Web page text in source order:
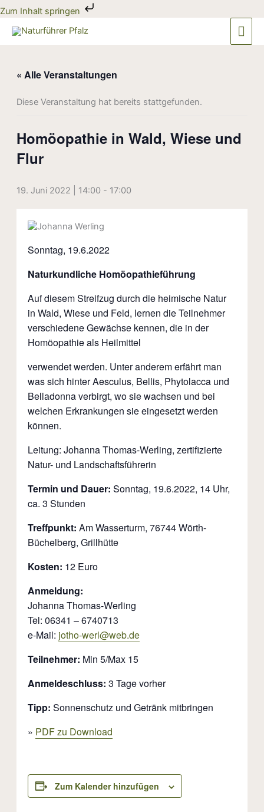
Zum Inhalt springen
Zum
Inhalt
springen
« Alle Veranstaltungen
Diese Veranstaltung hat bereits stattgefunden.
Homöopathie in Wald, Wiese und
Flur
19. Juni 2022 | 14:00 - 17:00
Sonntag, 19.6.2022
Naturkundliche Homöopathieführung
Auf diesem Streifzug durch die heimische Natur
in Wald, Wiese und Feld, lernen die Teilnehmer
verschiedene Gewächse kennen, die in der
Homöopathie als Heilmittel
verwendet werden. Unter anderem erfährt man
was sich hinter Aesculus, Bellis, Phytolacca und
Belladonna verbirgt, wo sie wachsen und bei
welchen Erkrankungen sie eingesetzt werden
können.
Leitung: Johanna Thomas-Werling, zertifizierte
Natur- und Landschaftsführerin
Termin und Dauer: Sonntag, 19.6.2022, 14 Uhr,
ca. 3 Stunden
Treffpunkt: Am Wasserturm, 76744 Wörth-
Büchelberg, Grillhütte
Kosten: 12 Euro
Anmeldung:
Johanna Thomas-Werling
Tel: 06341 – 6740713
e-Mail: jotho-werl@web.de
Teilnehmer: Min 5/Max 15
Anmeldeschluss: 3 Tage vorher
Tipp: Sonnenschutz und Getränk mitbringen
» PDF zu Download
Zum Kalender hinzufügen